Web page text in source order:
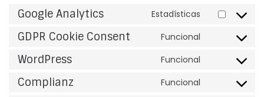
Google Analytics Estadísticas Consent to
GDPR Cookie Consent Funcional Consent to
WordPress Funcional Consent to
Complianz Funcional Consent to